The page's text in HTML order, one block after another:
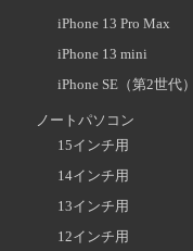
iPhone 13 Pro Max
iPhone 13 mini
iPhone SE（第2世代）
ノートパソコン
15インチ用
14インチ用
13インチ用
12インチ用